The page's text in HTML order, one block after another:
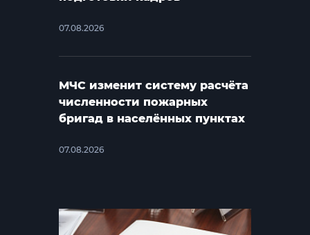
07.08.2026
МЧС изменит систему расчёта
численности пожарных
бригад в населённых пунктах
07.08.2026